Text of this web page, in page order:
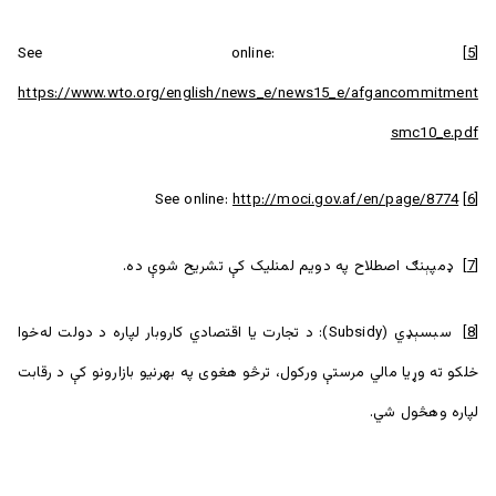
[5]
https://www.wto.org/english/news_e/news15_e/afgancommitment
smc10_e.pdf
[6]
See online:
http://moci.gov.af/en/page/8774
[7] ډمپېنګ اصطلاح په دويم لمنليک کې تشريح شوې ده.
[8]
سبسېډي (Subsidy): د تجارت يا اقتصادي کاروبار لپاره د دولت له‌خوا
خلکو ته وړيا مالي مرستې ورکول، ترڅو هغوی په بهرنيو بازارونو کې د رقابت
لپاره وهڅول شي.